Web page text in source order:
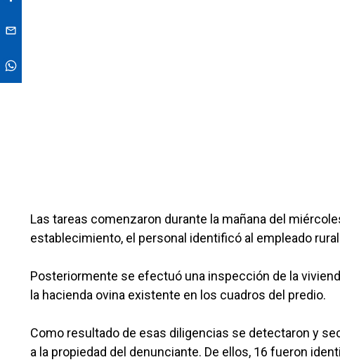
Las tareas comenzaron durante la mañana del
establecimiento, el personal identificó al empleado
Posteriormente se efectuó una inspección de la
la hacienda ovina existente en los cuadros del predio.
Como resultado de esas diligencias se detectaron y
a la propiedad del denunciante. De ellos, 16 fueron